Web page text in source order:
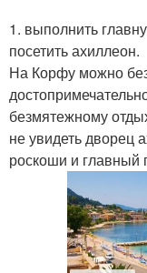
1. выполнить
посетить ахиллеон.
На Корфу можно
безмятежному
не увидеть дворец
роскоши и главный